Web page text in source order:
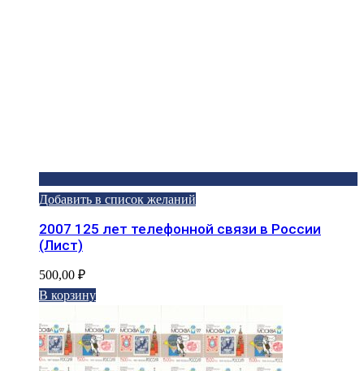
Добавить в список желаний
2007 125 лет телефонной связи в России
(Лист)
500,00 ₽
В корзину